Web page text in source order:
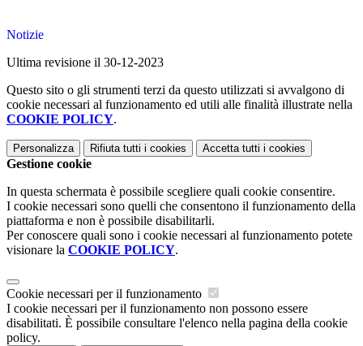
Notizie
Ultima revisione il 30-12-2023
Questo sito o gli strumenti terzi da questo utilizzati si avvalgono di
cookie necessari al funzionamento ed utili alle finalità illustrate nella
COOKIE POLICY.
Personalizza Rifiuta tutti i cookies Accetta tutti i cookies
Gestione cookie
In questa schermata è possibile scegliere quali cookie consentire.
I cookie necessari sono quelli che consentono il funzionamento della
piattaforma e non è possibile disabilitarli.
Per conoscere quali sono i cookie necessari al funzionamento potete
visionare la COOKIE POLICY.
Cookie necessari per il funzionamento
I cookie necessari per il funzionamento non possono essere
disabilitati. È possibile consultare l'elenco nella pagina della cookie
policy.